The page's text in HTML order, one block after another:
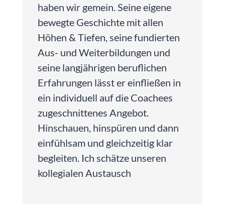
haben wir gemein. Seine eigene
bewegte Geschichte mit allen
Höhen & Tiefen, seine fundierten
Aus- und Weiterbildungen und
seine langjährigen beruflichen
Erfahrungen lässt er einfließen in
ein individuell auf die Coachees
zugeschnittenes Angebot.
Hinschauen, hinspüren und dann
einfühlsam und gleichzeitig klar
begleiten. Ich schätze unseren
kollegialen Austausch